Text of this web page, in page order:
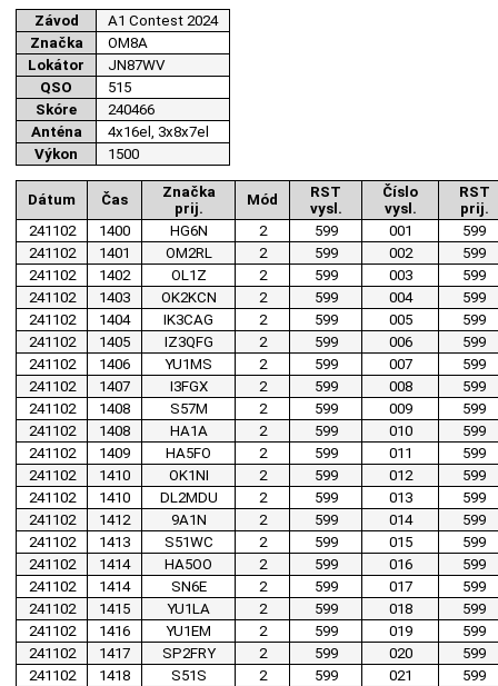
Závod
A1 Contest 2024
Značka
OM8A
Lokátor
JN87WV
QSO
515
Skóre
240466
Anténa
4x16el, 3x8x7el
Výkon
1500
Dátum Čas
Značka
prij.
Mód
RST
vysl.
Číslo
vysl.
RST
prij.
241102
1400 HG6N 2 599 001
599
241102
1401 OM2RL 2 599 002
599
241102
1402 OL1Z 2 599 003
599
241102
1403 OK2KCN 2 599 004
599
241102
1404 IK3CAG 2 599 005
599
241102
1405 IZ3QFG 2 599 006
599
241102
1406 YU1MS 2 599 007
599
241102
1407 I3FGX 2 599 008
599
241102
1408 S57M 2 599 009
599
241102
1408 HA1A 2 599 010
599
241102
1409 HA5FO 2 599 011
599
241102
1410 OK1NI 2 599 012
599
241102
1410 DL2MDU 2 599 013
599
241102
1412 9A1N 2 599 014
599
241102
1413 S51WC 2 599 015
599
241102
1414 HA5OO 2 599 016
599
241102
1414 SN6E 2 599 017
599
241102
1415 YU1LA 2 599 018
599
241102
1416 YU1EM 2 599 019
599
241102
1417 SP2FRY 2 599 020
599
241102
1418 S51S 2 599 021
599